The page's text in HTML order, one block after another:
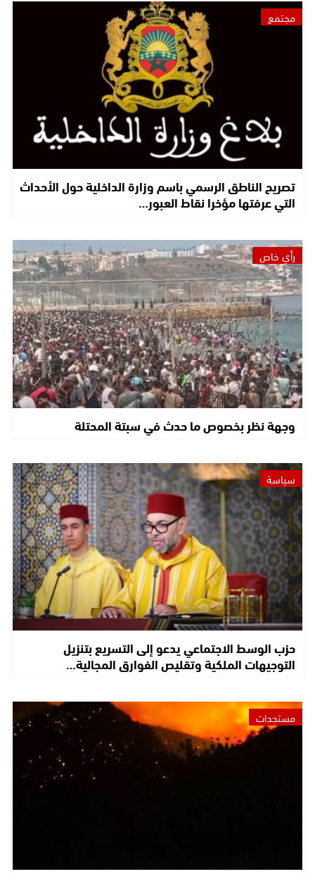
مجتمع
تصريح الناطق الرسمي باسم وزارة الداخلية حول الأحداث
التي عرفتها مؤخرا نقاط العبور…
رأي خاص
وجهة نظر بخصوص ما حدث في سبتة المحتلة
سياسة
حزب الوسط الاجتماعي يدعو إلى التسريع بتنزيل
التوجيهات الملكية وتقليص الفوارق المجالية…
مستجدات